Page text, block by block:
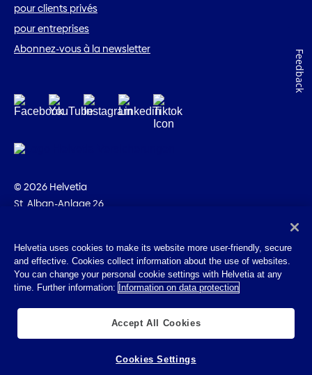
pour clients privés
pour entreprises
Abonnez-vous à la newsletter
© 2026 Helvetia
St. Alban-Anlage 26
Impressum
Indications juridiques
Helvetia uses cookies to make its website more user-friendly, secure
and effective. Cookies collect information about the use of websites.
You can change your personal cookie settings with Helvetia at any
time. Further information: Information on data protection
Accept All Cookies
Cookies Settings
Feedback